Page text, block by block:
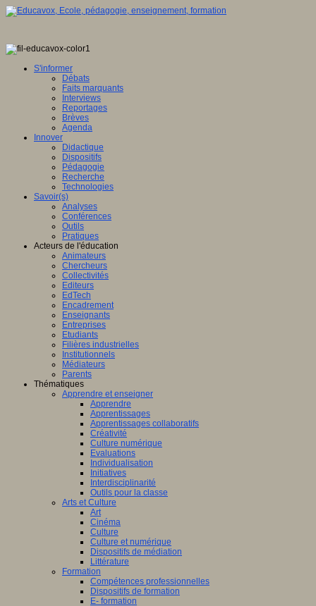
S'informer
Débats
Faits marquants
Interviews
Reportages
Brèves
Agenda
Innover
Didactique
Dispositifs
Pédagogie
Recherche
Technologies
Savoir(s)
Analyses
Conférences
Outils
Pratiques
Acteurs de l'éducation
Animateurs
Chercheurs
Collectivités
Editeurs
EdTech
Encadrement
Enseignants
Entreprises
Etudiants
Filières industrielles
Institutionnels
Médiateurs
Parents
Thématiques
Apprendre et enseigner
Apprendre
Apprentissages
Apprentissages collaboratifs
Créativité
Culture numérique
Evaluations
Individualisation
Initiatives
Interdisciplinarité
Outils pour la classe
Arts et Culture
Art
Cinéma
Culture
Culture et numérique
Dispositifs de médiation
Littérature
Formation
Compétences professionnelles
Dispositifs de formation
E- formation